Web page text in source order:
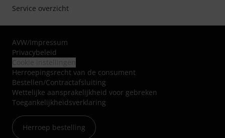
Service overzicht
AVW/Impressum
Privacybeleid
Herroepingsrecht van de consument
Bestellen/Contractafsluiting
Wettelijke aansprakelijkheid voor gebreken
Toegankelijkheidsverklaring
Herroep bestelling